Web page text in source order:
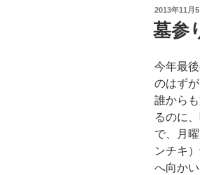
投
稿
日:
2013年11月5
墓参
今年最
のはず
誰から
るのに
で、月
ンチキ
へ向か